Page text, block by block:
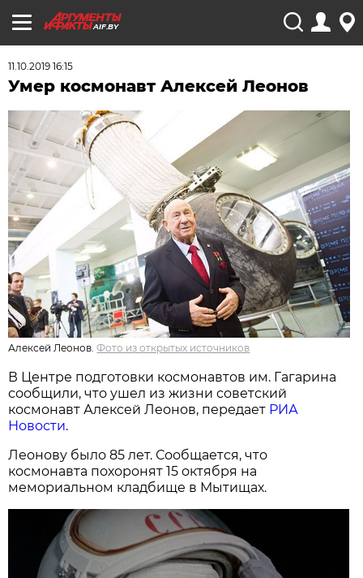
AIF.BY
11.10.2019 16:15
Умер космонавт Алексей Леонов
Алексей Леонов. Фото из открытых источников
В Центре подготовки космонавтов им. Гагарина
сообщили, что ушел из жизни советский
космонавт Алексей Леонов, передает РИА
Новости.
Леонову было 85 лет. Сообщается, что
космонавта похоронят 15 октября на
мемориальном кладбище в Мытищах.